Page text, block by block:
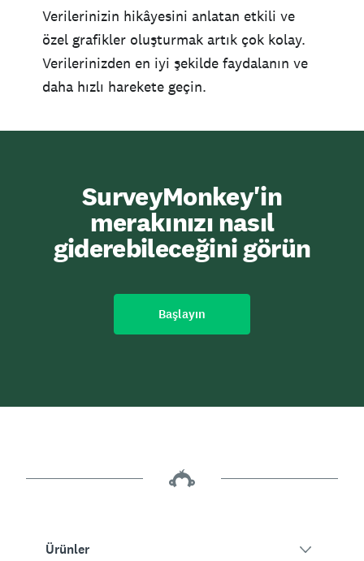
Verilerinizin hikâyesini anlatan etkili ve
özel grafikler oluşturmak artık çok kolay.
Verilerinizden en iyi şekilde faydalanın ve
daha hızlı harekete geçin.
SurveyMonkey'in
merakınızı nasıl
giderebileceğini görün
Başlayın
Ürünler